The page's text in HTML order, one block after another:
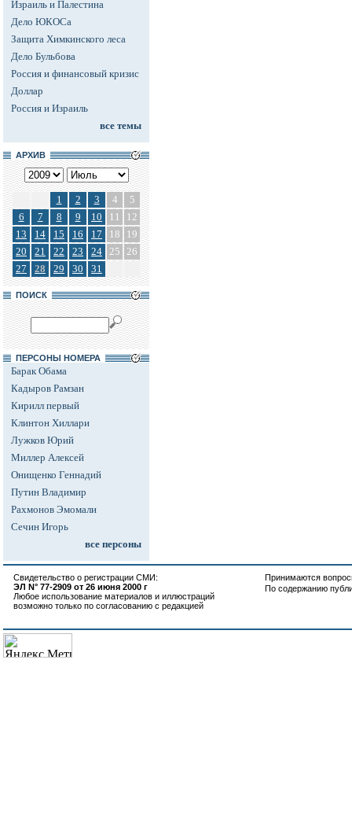
Израиль и Палестина
Дело ЮКОСа
Защита Химкинского леса
Дело Бульбова
Россия и финансовый кризис
Доллар
Россия и Израиль
все темы
АРХИВ
1 2 3 4
5
6
7 8 9 10 11
12
13
14 15 16 17 18
19
20
21 22 23 24 25 26
27
28 29 30 31
ПОИСК
ПЕРСОНЫ НОМЕРА
Барак Обама
Кадыров Рамзан
Кирилл первый
Клинтон Хиллари
Лужков Юрий
Миллер Алексей
Онищенко Геннадий
Путин Владимир
Рахмонов Эмомали
Сечин Игорь
все персоны
Свидетельство о регистрации СМИ:
ЭЛ N° 77-2909 от 26 июня 2000 г
Любое использование материалов и иллюстраций
возможно только по согласованию с редакцией
Принимаются
По содержанию